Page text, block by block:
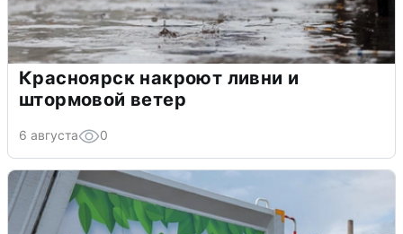
Красноярск накроют ливни и
штормовой ветер
6 августа 0